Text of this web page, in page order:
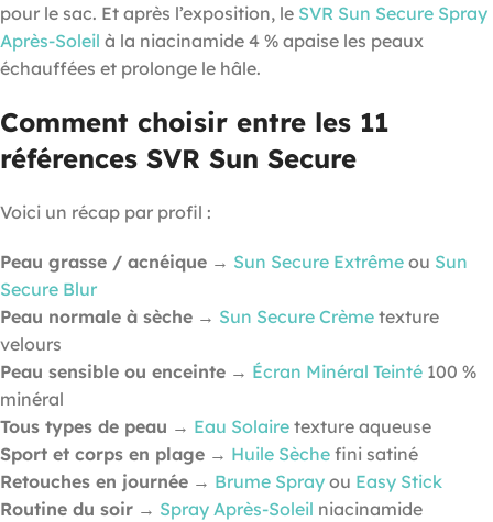
pour le sac. Et après l’exposition, le SVR Sun Secure Spray
Après-Soleil à la niacinamide 4 % apaise les peaux
échauffées et prolonge le hâle.
Comment choisir entre les 11
références SVR Sun Secure
Voici un récap par profil :
Peau grasse / acnéique → Sun Secure Extrême ou Sun
Secure Blur
Peau normale à sèche → Sun Secure Crème texture
velours
Peau sensible ou enceinte → Écran Minéral Teinté 100 %
minéral
Tous types de peau → Eau Solaire texture aqueuse
Sport et corps en plage → Huile Sèche fini satiné
Retouches en journée → Brume Spray ou Easy Stick
Routine du soir → Spray Après-Soleil niacinamide